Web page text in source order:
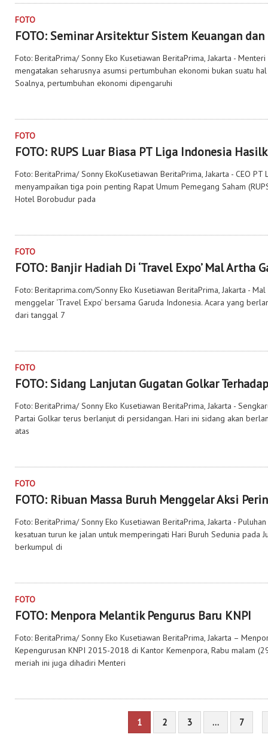
FOTO
FOTO: Seminar Arsitektur Sistem Keuangan
Foto: BeritaPrima/ Sonny Eko Kusetiawan BeritaPrima, Jakarta -
mengatakan seharusnya asumsi pertumbuhan ekonomi bukan suatu
Soalnya, pertumbuhan ekonomi dipengaruhi
FOTO
FOTO: RUPS Luar Biasa PT Liga Indonesia
Foto: BeritaPrima/ Sonny EkoKusetiawan BeritaPrima, Jakarta - CEO
menyampaikan tiga poin penting Rapat Umum Pemegang Saham
Hotel Borobudur pada
FOTO
FOTO: Banjir Hadiah Di ‘Travel Expo’ Mal Artha
Foto: Beritaprima.com/Sonny Eko Kusetiawan BeritaPrima, Jakarta -
menggelar ‘Travel Expo’ bersama Garuda Indonesia. Acara yang
dari tanggal 7
FOTO
FOTO: Sidang Lanjutan Gugatan Golkar
Foto: BeritaPrima/ Sonny Eko Kusetiawan BeritaPrima, Jakarta -
Partai Golkar‎ terus berlanjut di persidangan. Hari ini sidang akan
atas
FOTO
FOTO: Ribuan Massa Buruh Menggelar Aksi
Foto: BeritaPrima/ Sonny Eko Kusetiawan BeritaPrima, Jakarta -
kesatuan turun ke jalan untuk memperingati Hari Buruh Sedunia pada
berkumpul di
FOTO
FOTO: Menpora Melantik Pengurus Baru KNPI
Foto: BeritaPrima/ Sonny Eko Kusetiawan BeritaPrima, Jakarta –
Kepengurusan KNPI 2015-2018 di Kantor Kemenpora, Rabu malam
meriah ini juga dihadiri Menteri
1 2 3 … 7